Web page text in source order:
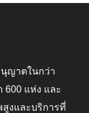
ญาตในกว่า
600 แห่ง และ
งและบริการที่